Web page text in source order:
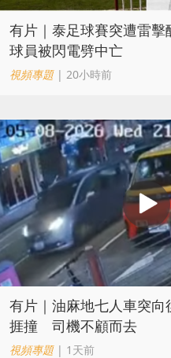
有片｜泰足球賽突遭雷
球員被閃電劈中亡
視頻專題| 20小時前
有片｜油麻地七人車突
捱撞 司機不顧而去
視頻專題| 1天前